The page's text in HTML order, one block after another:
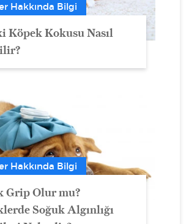
Hakkında Bilgi
Köpek Kokusu Nasıl
Hakkında Bilgi
Grip Olur mu?
Soğuk Algınlığı